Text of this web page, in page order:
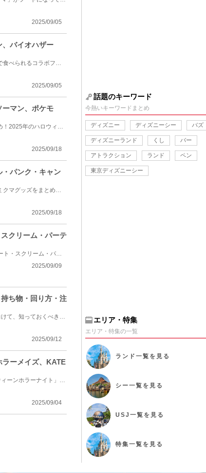
2025/09/05
、バイオハザー
ユニバーサル・スタジオ・ジャパン（USJ）の2025年のハロウィンイベントで食べられるコラボフードメニュ...
2025/09/05
ーマン、ポケモ
ユニバーサルスタジオジャパン（USJ）の2025年最新ハロウィングッズまとめ！2025年のハロウィングッズが...
2025/09/18
・パンク・キャン
2025年、ユニバーサルスタジオジャパン（USJ）のハロウィンに登場するハミクマグッズをまとめて紹介！全...
2025/09/18
クリーム・パーテ
2025年ハロウィンシーズンのユニバで開催されるショー「ハミクマ・スウィート・スクリーム・パーティ」...
2025/09/09
ち物・回り方・注
USJの名物イベント「ハロウィーン・ホラーナイト」に初めて参加する方に向けて、知っておくべき情報をま...
2025/09/12
ラーメイズ、KATE
USJ（ユニバーサル・スタジオ・ジャパン）の毎年秋の恒例イベント「ハロウィーンホラーナイト」が2025年...
2025/09/04
話題のキーワード
今熱いキーワードまとめ
ディズニー ディズニーシー バズ
ディズニーランド くし バー
アトラクション ランド ペン
東京ディズニーシー
エリア・特集
エリア・特集の一覧
ランド 一覧を見る
シー一覧を見る
USJ 一覧を見る
特集一覧を見る